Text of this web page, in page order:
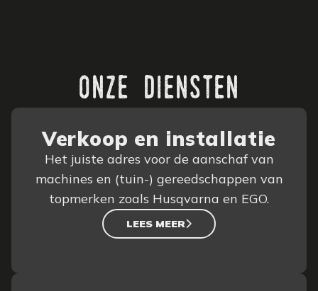
onze diensten
Verkoop en installatie
Het juiste adres voor de aanschaf van
machines en (tuin-) gereedschappen van
topmerken zoals Husqvarna en EGO.
LEES MEER